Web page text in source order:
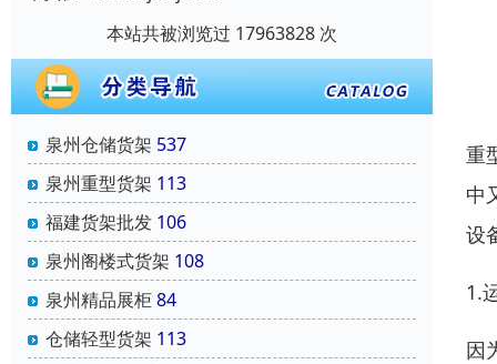
本站共被浏览过 17963828 次
泉州仓储货架 537
泉州重型货架 113
福建货架批发 106
泉州阁楼式货架 108
泉州精品展柜84
仓储轻型货架 113
重
中
设
1.
因